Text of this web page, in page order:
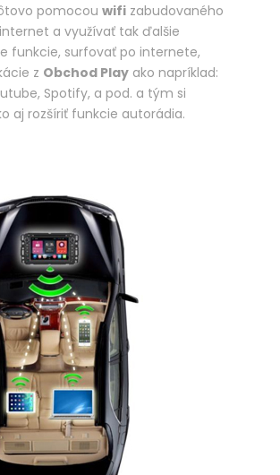
pomocou wifi zabudovaného
a využívať tak ďalšie
funkcie, surfovať po internete,
z Obchod Play ako napríklad:
Spotify, a pod. a tým si
aj rozšíriť funkcie autorádia.